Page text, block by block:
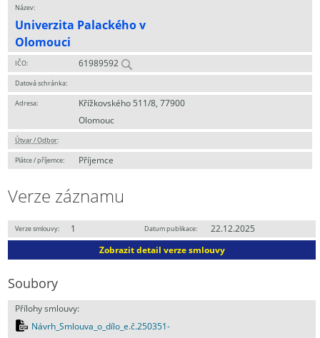
Název:
Univerzita Palackého v
Olomouci
IČO: 61989592
Datová schránka:
Adresa:
Křížkovského 511/8, 77900
Olomouc
Útvar / Odbor:
Plátce / příjemce: Příjemce
Verze záznamu
Verze smlouvy: 1 Datum publikace:
22.12.2025
Zobrazit detail verze smlouvy
Soubory
Přílohy smlouvy:
Návrh_Smlouva_o_dílo_e.č.250351-